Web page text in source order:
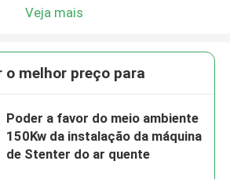
Veja mais
o melhor preço para
Poder a favor do meio ambiente
150Kw da instalação da máquina
de Stenter do ar quente